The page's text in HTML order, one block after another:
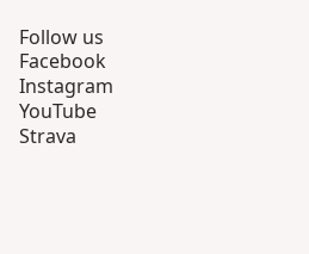
Follow us
Facebook
Instagram
YouTube
Strava